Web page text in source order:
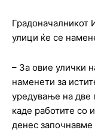
Градоначалникот
улици ќе се
– За овие улички
наменети за
уредување на две
каде работите со
денес